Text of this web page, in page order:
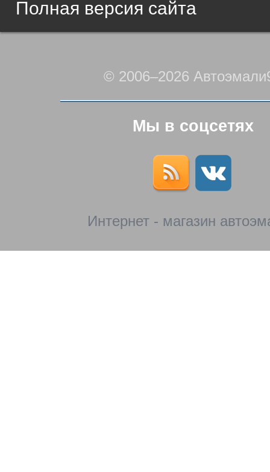
Полная версия сайта
© 2006–2026
Мы в соцсетях
Интернет - магазин